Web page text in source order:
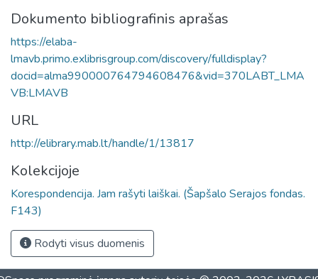
Dokumento bibliografinis aprašas
https://elaba-
lmavb.primo.exlibrisgroup.com/discovery/fulldisplay?
docid=alma990000764794608476&vid=370LABT_LMA
VB:LMAVB
URL
http://elibrary.mab.lt/handle/1/13817
Kolekcijoje
Korespondencija. Jam rašyti laiškai. (Šapšalo Serajos fondas.
F143)
Rodyti visus duomenis